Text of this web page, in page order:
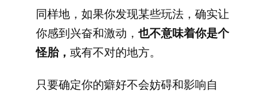
同样地，如果你发现某些玩法，确实让
你感到兴奋和激动， 也不意味着你是个
怪胎， 或有不对的地方。
只要确定你的癖好不会妨碍和影响自